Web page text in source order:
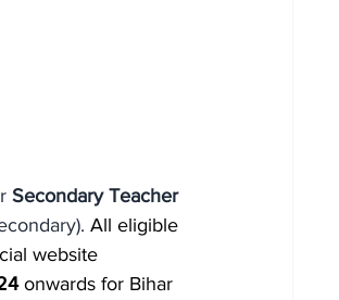
Secondary Teacher
All eligible
website
onwards for Bihar